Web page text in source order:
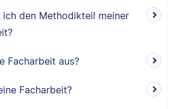
ich den Methodikteil meiner
Facharbeit aus?
Facharbeit?